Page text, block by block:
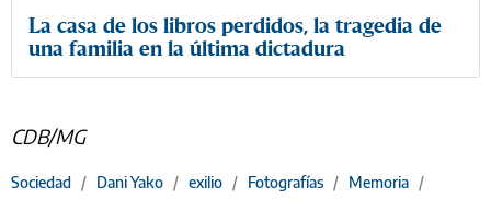
La casa de los libros perdidos, la tragedia de
una familia en la última dictadura
CDB/MG
Sociedad / Dani Yako / exilio / Fotografías / Memoria /